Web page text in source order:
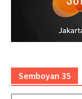
Semboyan 35